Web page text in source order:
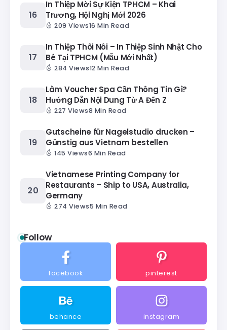
In Thiệp Mời Sự Kiện TPHCM – Khai
Trương, Hội Nghị Mới 2026
209 Views16 Min Read
In Thiệp Thôi Nôi – In Thiệp Sinh Nhật Cho
Bé Tại TPHCM (Mẫu Mới Nhất)
284 Views12 Min Read
Làm Voucher Spa Cần Thông Tin Gì?
Hướng Dẫn Nội Dung Từ A Đến Z
227 Views8 Min Read
Gutscheine für Nagelstudio drucken –
Günstig aus Vietnam bestellen
145 Views6 Min Read
Vietnamese Printing Company for
Restaurants – Ship to USA, Australia,
Germany
274 Views5 Min Read
Follow
facebook pinterest
behance instagram